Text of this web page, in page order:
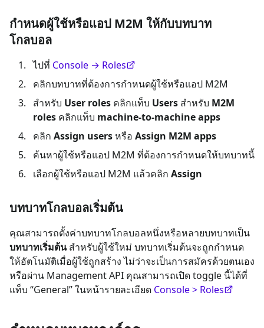
กำหนดผู้ใช้หรือแอป M2M ให้กับบทบาท
โกลบอล
ไปที่ Console → Roles
คลิกบทบาทที่ต้องการกำหนดผู้ใช้หรือแอป M2M
สำหรับ User roles คลิกแท็บ Users สำหรับ M2M
roles คลิกแท็บ machine-to-machine apps
คลิก Assign usersหรือ Assign M2M apps
ค้นหาผู้ใช้หรือแอป M2M ที่ต้องการกำหนดให้บทบาทนี้
เลือกผู้ใช้หรือแอป M2M แล้วคลิก Assign
บทบาทโกลบอลเริ่มต้น
คุณสามารถตั้งค่าบทบาทโกลบอลหนึ่งหรือหลายบทบาทเป็น
บทบาทเริ่มต้นสำหรับผู้ใช้ใหม่ บทบาทเริ่มต้นจะถูกกำหนด
ให้อัตโนมัติเมื่อผู้ใช้ถูกสร้าง ไม่ว่าจะเป็นการสมัครด้วยตนเอง
หรือผ่าน Management API คุณสามารถเปิด toggle นี้ได้ที่
แท็บ “General” ในหน้ารายละเอียด Console > Roles